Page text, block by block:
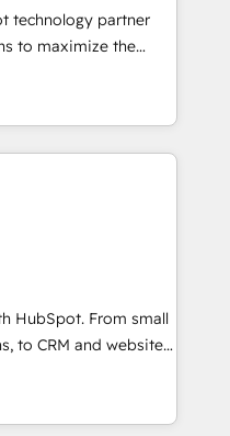
integrations,
change-
With 6 key
across
like you Let’s
you’ve been
technology partner
to maximize the
The fastest-
MakeWebBetter,
expertise &
us to
HubSpot experience
Accreditations 🌟
2021 🌟INBOUND’19
✔️A team of
pricing models —
HubSpot
HubSpot. From small
to CRM and websites.
in every inch of
in-hand with your
and build a better